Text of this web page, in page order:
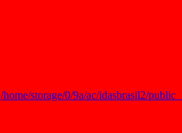
/home/storage/0/9a/ac/idasbrasil2/